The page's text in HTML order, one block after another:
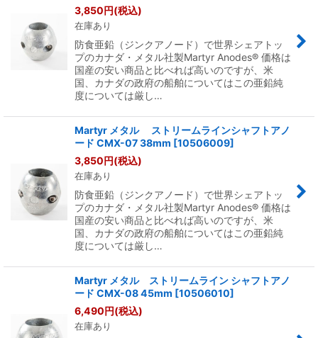
3,850円(税込)
在庫あり
防食亜鉛（ジンクアノード）で世界シェアトッ
プのカナダ・メタル社製Martyr Anodes® 価格は
国産の安い商品と比べれば高いのですが、米
国、カナダの政府の船舶についてはこの亜鉛純
度については厳し…
Martyr メタル ストリームラインシャフトアノ
ード CMX-07 38mm [10506009]
3,850円(税込)
在庫あり
防食亜鉛（ジンクアノード）で世界シェアトッ
プのカナダ・メタル社製Martyr Anodes® 価格は
国産の安い商品と比べれば高いのですが、米
国、カナダの政府の船舶についてはこの亜鉛純
度については厳し…
Martyr メタル ストリームライン シャフトアノ
ード CMX-08 45mm [10506010]
6,490円(税込)
在庫あり